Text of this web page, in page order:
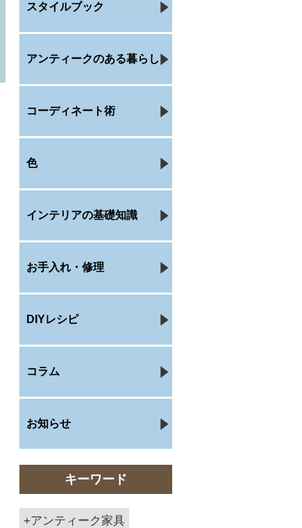
スタイルブック
アンティークのある暮らし
コーディネート術
色
インテリアの基礎知識
お手入れ・修理
DIYレシピ
コラム
お知らせ
キーワード
アンティーク家具